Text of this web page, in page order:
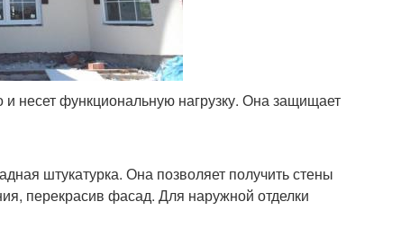
и несет функциональную нагрузку. Она защищает
штукатурка. Она позволяет получить стены
перекрасив фасад. Для наружной отделки